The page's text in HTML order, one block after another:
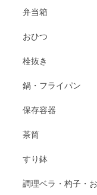
弁当箱
おひつ
栓抜き
鍋・フライパン
保存容器
茶筒
すり鉢
調理ベラ・杓子・